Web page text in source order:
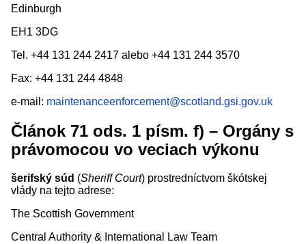
Edinburgh
EH1 3DG
Tel. +44 131 244 2417 alebo +44 131 244 3570
Fax: +44 131 244 4848
e-mail: maintenanceenforcement@scotland.gsi.gov.uk
Článok 71 ods. 1 písm. f) – Orgány s
právomocou vo veciach výkonu
šerifský súd (Sheriff Court) prostredníctvom škótskej
vlády na tejto adrese:
The Scottish Government
Central Authority & International Law Team